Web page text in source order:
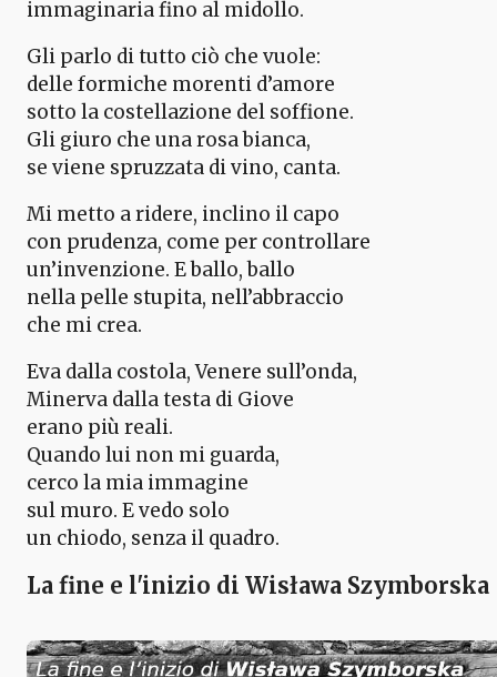
immaginaria fino al midollo.
Gli parlo di tutto ciò che vuole:
delle formiche morenti d’amore
sotto la costellazione del soffione.
Gli giuro che una rosa bianca,
se viene spruzzata di vino, canta.
Mi metto a ridere, inclino il capo
con prudenza, come per controllare
un’invenzione. E ballo, ballo
nella pelle stupita, nell’abbraccio
che mi crea.
Eva dalla costola, Venere sull’onda,
Minerva dalla testa di Giove
erano più reali.
Quando lui non mi guarda,
cerco la mia immagine
sul muro. E vedo solo
un chiodo, senza il quadro.
La fine e l'inizio di Wisława Szymborska